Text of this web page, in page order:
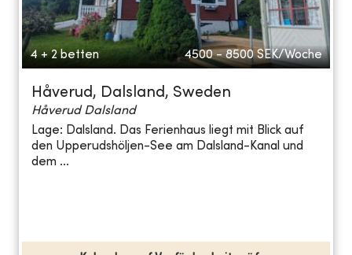
4 + 2 betten 4500 - 8500 SEK/Woche
Håverud, Dalsland, Sweden
Håverud Dalsland
Lage: Dalsland. Das Ferienhaus liegt mit Blick auf
den Upperudshöljen-See am Dalsland-Kanal und
dem ...